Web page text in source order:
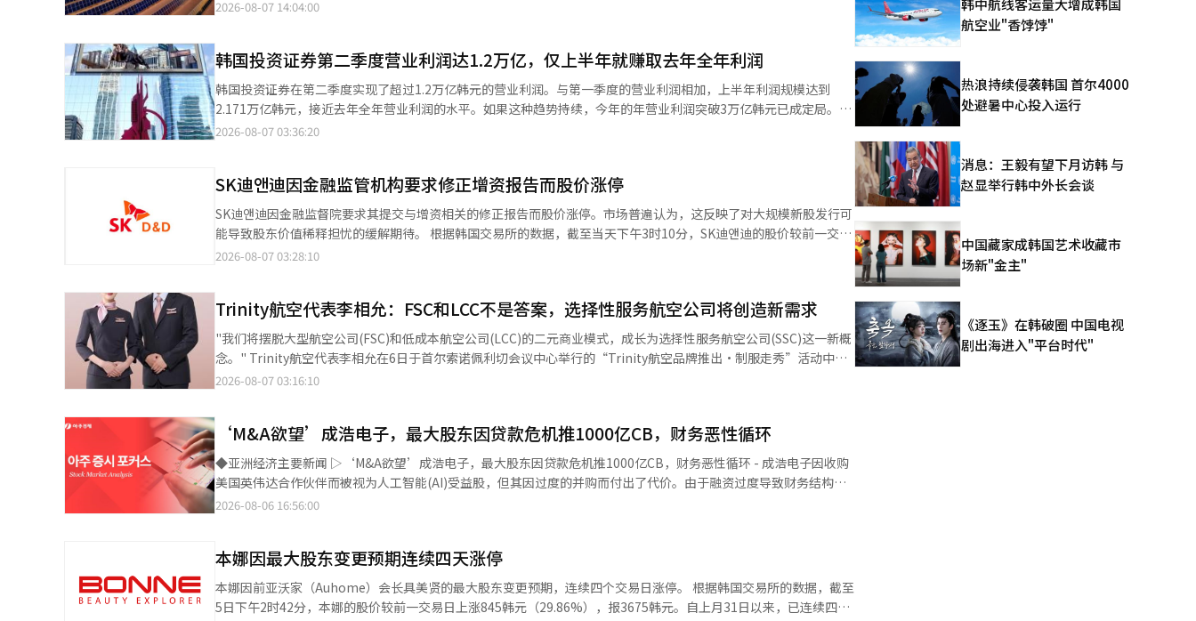
西亚建立了多晶硅供应链，并在美国乔治亚州卡特斯维尔工厂进行硅锭、晶圆、电池和组件的加工。如果使用中国多
晶硅的产品价格竞争力下降，汉华Q셀在美国的市场地位将相对增强。 如果汉华Q셀的价格竞争力和盈利能力得到改
善，增资所筹资金的投资效果也将提高。汉华解决方案为改善美国太阳能业务投资和财务结构而推进增资，但实际筹
集金额为1.1713万亿韩元，仅为原计划的2.4万亿韩元的一半。 然而，如果关税不仅限于中国商品，而是包括马来西
亚等进口商品，情况将会有所不同。由于多晶硅是太阳能电池的核心原料，汉华Q셀也将直接承担原料采购成本的上
产地标准等详细信息，以准确判断影响。” 利用多晶硅作为基础材料的国内半导体行业则显得相对平静。由于三星电
子和SK海力士的半导体制造成本中，核心材料硅晶圆的占比微乎其微。根据各自的业务报告，去年三星电子半导体
（DS）部门的年晶圆采购额为2.1625万亿韩元，占整体原材料采购额的12.4%；而SK海力士则更低，仅为1.0242万
亿韩元（7%）。 此外，三星电子和SK海力士提前建立了避免特朗普政府关税冲击的本地生产基地。两家公司在美国
的设施投资规模已超过500亿美元（约70万亿韩元）。 尚明大学系统半导体工程系教授李钟焕表示：“韩国在晶圆基
御关税风险。”※ 本报道经人工智能（AI）系统翻译与编辑。
2026-08-07 14:04:00
韩国投资证券第二季度营业利润达1.2万亿，仅上半年就赚取去年全年利润
韩国投资证券在第二季度实现了超过1.2万亿韩元的营业利润。与第一季度的营业利润相加，上半年利润规模达到
2.171万亿韩元，接近去年全年营业利润的水平。如果这种趋势持续，今年的年营业利润突破3万亿韩元已成定局。证
券界认为，韩国投资证券在去年首次实现年营业利润和净利润“2万亿韩元时代”后，将再次实现“量子飞跃”。 韩
94.7%。当期净利润为9464亿韩元，增长64.0%。扣除法人税费用前的持续经营利润为1.296万亿韩元，同比增加
68.4%。 上半年累计数据的增长更为显著。今年上半年营业利润为2.171万亿韩元，同比增加89.1%。累计净利润为
1.7311万亿韩元，增长68.9%；累计营业收入为23.4397万亿韩元，同比增加113.6%。 按业务部门划分，委托交易
（BK）占上半年收入的41.2%，为最大比例。其次是运作（交易）27.0%、企业金融（IB）16.0%、资产管理
（WM）15.8%。委托交易部门由于股市交易额增加，手续费收入比上季度增长44.2%；资产管理部门由于发行票据
（ECM）、增资、国内债券承销等方面获得了手续费收入。运作部门通过IMA相关产品供应和企业金融交易的联动等
方式扩大了收入。※ 本报道经人工智能（AI）系统翻译与编辑。
2026-08-07 03:36:20
SK迪앤迪因金融监管机构要求修正增资报告而股价涨停
SK迪앤迪因金融监督院要求其提交与增资相关的修正报告而股价涨停。市场普遍认为，这反映了对大规模新股发行可
能导致股东价值稀释担忧的缓解期待。 根据韩国交易所的数据，截至当天下午3时10分，SK迪앤迪的股价较前一交易
日上涨1365韩元（29.84%），报5940韩元。 金融监督院于前一天要求SK迪앤迪对其在上月28日提交的增资相关证
约占现有发行股票数量的240%，公告后股价因稀释担忧而表现疲软。 金融监督院解释称：“由于重要事项的记载或
标示内容不明确，可能会妨碍投资者的合理投资判断或导致投资者产生重大误解，因此要求修正。” 市场分析认为，
金融监管机构的干预可能导致增资进程重新审视，从而减轻现有股东的股权稀释负担，这一期待推动了股价上涨。 自
增资决定以来，SK迪앤迪的股价在前一天之前一直处于疲软状态。此次修正要求增加了对大规模新股发行的不确定
性，投资者情绪改善，买盘开始涌入。※ 本报道经人工智能（AI）系统翻译与编辑。
2026-08-07 03:28:10
Trinity航空代表李相允：FSC和LCC不是答案，选择性服务航空公司将创造新需求
"我们将摆脱大型航空公司(FSC)和低成本航空公司(LCC)的二元商业模式，成长为选择性服务航空公司(SSC)这一新概
念。" Trinity航空代表李相允在6日于首尔索诺佩利切会议中心举行的“Trinity航空品牌推出·制服走秀”活动中介
绍了新的商业战略SSC概念。 李代表强调：“我们将成为客户可以放心选择的航空公司，融合安全、信任、客户定制
内和短途航线将保持合理的票价，而美洲和欧洲等长途航线则将提升服务质量并增强票价竞争力。 Trinity航空在今
年2月于仁川国际机场开设了高端值机柜台，并计划从下半年开始逐步运营机场内的贵宾室。机上娱乐(IFE)、互联网
(IFC)、餐饮等高端服务将作为选择项提供。公司还计划与索诺Trinity集团的基础设施相结合，推出酒店、度假村、
里程服务等多样化项目。 由于中东战争导致的高油价和高汇率等经营环境严峻，李代表对财务担忧表示：“虽然长途
航线扩展和高油价、汇率等因素使情况不易，但通过主要股东的增资确保了流动性。”他还表示：“品牌重塑将尽量
取和需求。”并透露最近获得的布达佩斯航线预计将在明年开通。 此外，Trinity航空当天还发布了新制服。新制服
以品牌象征的“Trinity灰”和“玫瑰金”为主色，增强了功能性。 索诺Trinity集团会长徐俊赫表示：“请将我们47
年来积累的服务价值视为与天空相连的自然演变过程。”他还表示：“我们将在尊重T'way航空运营经验的基础上，
创造出索诺集团独特的服务价值，形成新的身份。”※ 本报道经人工智能（AI）系统翻译与编辑。
2026-08-07 03:16:10
‘M&A欲望’成浩电子，最大股东因贷款危机推1000亿CB，财务恶性循环
◆亚洲经济主要新闻 ▷‘M&A欲望’成浩电子，最大股东因贷款危机推1000亿CB，财务恶性循环 - 成浩电子因收购
美国英伟达合作伙伴而被视为人工智能(AI)受益股，但其因过度的并购而付出了代价。由于融资过度导致财务结构恶
化，股价暴跌，最大股东不得不以持有股份作为担保，并计划发行大规模可转换债券(CB)。有观点指出，最大股东将
是否是为了支持陷入资金危机的最大股东西龙电子，而非为公司提供成长资金，成为了讨论的焦点。 - 7月份情况进
一步恶化。股价持续下跌，至7月底跌至11850韩元，触发了“如果在3个交易日内未能补充担保，将进行强制平
仓”的条款，开始对西龙电子形成压力。如果强制平仓执行，西龙电子的持股比例将从原来的38.18%骤降至
2026-08-06 16:56:00
本娜因最大股东变更预期连续四天涨停
本娜因前亚沃家（Auhome）会长具美贤的最大股东变更预期，连续四个交易日涨停。 根据韩国交易所的数据，截至
5日下午2时42分，本娜的股价较前一交易日上涨845韩元（29.86%），报3675韩元。自上月31日以来，已连续四个
航空业"香饽饽"
热浪持续侵袭韩国 首尔4000
处避暑中心投入运行
消息：王毅有望下月访韩 与
赵显举行韩中外长会谈
中国藏家成韩国艺术收藏市
场新"金主"
《逐玉》在韩破圈 中国电视
剧出海进入"平台时代"